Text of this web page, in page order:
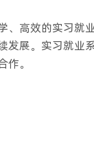
、高效的实习就
发展。实习就业
。